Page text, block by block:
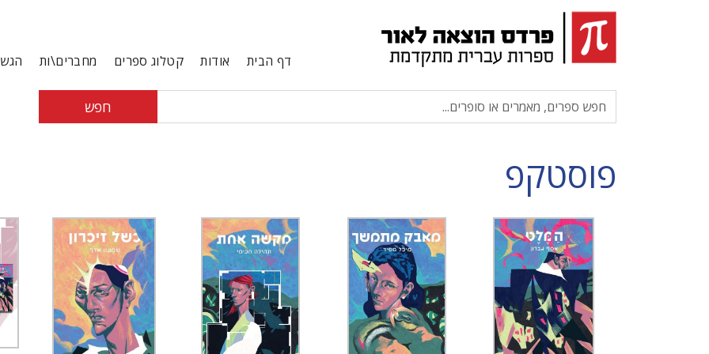
דף הבית אודות קטלוג ספרים מחברים\ות
חפש
פוסטקפ